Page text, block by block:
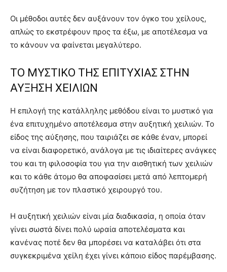
Οι μέθοδοι αυτές δεν αυξάνουν τον όγκο του χείλους,
απλώς το εκστρέφουν προς τα έξω, με αποτέλεσμα να
το κάνουν να φαίνεται μεγαλύτερο.
ΤΟ ΜΥΣΤΙΚΟ ΤΗΣ ΕΠΙΤΥΧΙΑΣ ΣΤΗΝ
ΑΥΞΗΣΗ ΧΕΙΛΙΩΝ
Η επιλογή της κατάλληλης μεθόδου είναι το μυστικό για
ένα επιτυχημένο αποτέλεσμα στην αυξητική χειλιών. Το
είδος της αύξησης, που ταιριάζει σε κάθε έναν, μπορεί
να είναι διαφορετικό, ανάλογα με τις ιδιαίτερες ανάγκες
του και τη φιλοσοφία του για την αισθητική των χειλιών
και το κάθε άτομο θα αποφασίσει μετά από λεπτομερή
συζήτηση με τον πλαστικό χειρουργό του.
Η αυξητική χειλιών είναι μία διαδικασία, η οποία όταν
γίνει σωστά δίνει πολύ ωραία αποτελέσματα και
κανένας ποτέ δεν θα μπορέσει να καταλάβει ότι στα
συγκεκριμένα χείλη έχει γίνει κάποιο είδος παρέμβασης.